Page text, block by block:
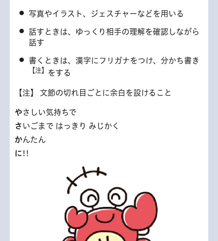
写真やイラスト、ジェスチャーなどを用いる
話すときは、ゆっくり相手の理解を確認しながら
話す
書くときは、漢字にフリガナをつけ、分かち書き
【注】 をする
【注】 文節の切れ目ごとに余白を設けること
やさしい気持ちで
さ いごまで はっきり みじかく
かんたん
に !!